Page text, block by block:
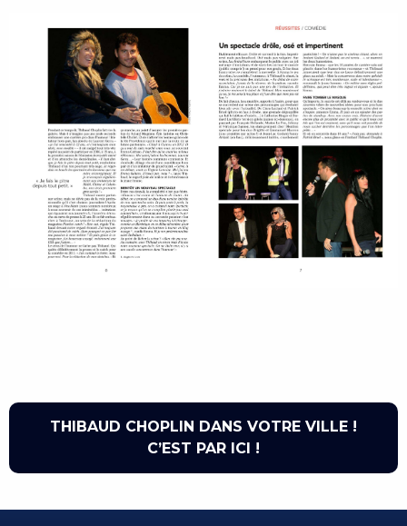
THIBAUD CHOPLIN DANS VOTRE VILLE !
C’EST PAR ICI !